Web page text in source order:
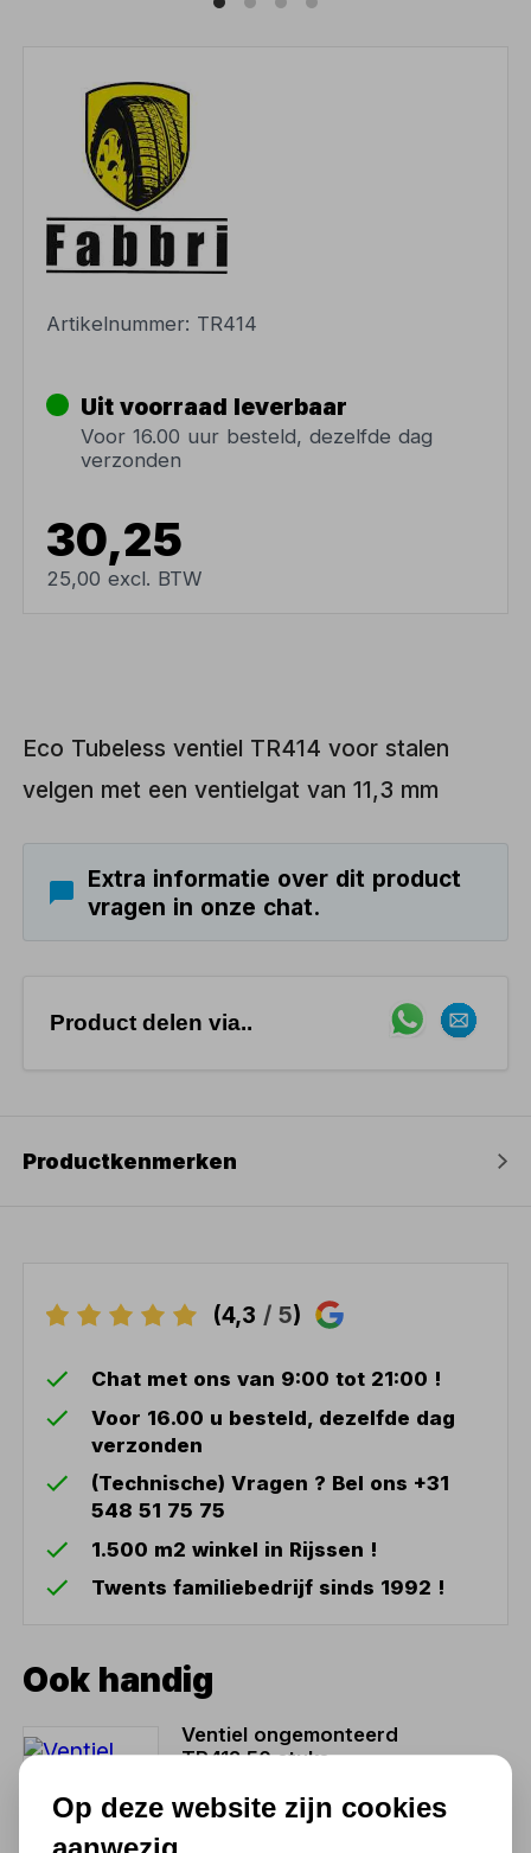
Artikelnummer: TR414
Uit voorraad leverbaar
Voor 16.00 uur besteld, dezelfde dag
verzonden
30,25
25,00 excl. BTW
Eco Tubeless ventiel TR414 voor stalen
velgen met een ventielgat van 11,3 mm
Extra informatie over dit product
vragen in onze chat.
Product delen via..
Productkenmerken
(4,3 / 5)
Chat met ons van 9:00 tot 21:00 !
Voor 16.00 u besteld, dezelfde dag
verzonden
(Technische) Vragen ? Bel ons +31
548 51 75 75
1.500 m2 winkel in Rijssen !
Twents familiebedrijf sinds 1992 !
Ook handig
Ventiel ongemonteerd
TR412 50 stuks
8,77
Op deze website zijn cookies